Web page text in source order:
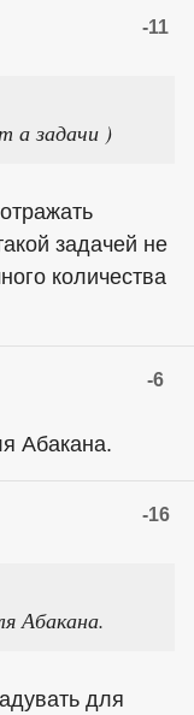
-11
а задачи )
задачей не
количества
-6
Абакана.
-16
Абакана.
для